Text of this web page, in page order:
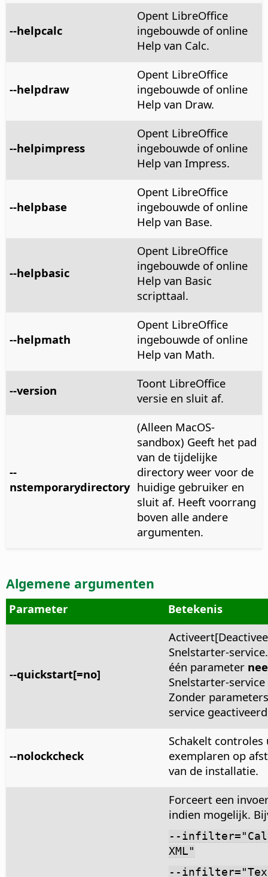
--helpcalc
Opent LibreOffice
ingebouwde of online
Help van Calc.
--helpdraw
Opent LibreOffice
ingebouwde of online
Help van Draw.
--helpimpress
Opent LibreOffice
ingebouwde of online
Help van Impress.
--helpbase
Opent LibreOffice
ingebouwde of online
Help van Base.
--helpbasic
Opent LibreOffice
ingebouwde of online
Help van Basic
scripttaal.
--helpmath
Opent LibreOffice
ingebouwde of online
Help van Math.
--version
Toont LibreOffice
versie en sluit af.
--
nstemporarydirectory
(Alleen MacOS-
sandbox) Geeft het pad
van de tijdelijke
directory weer voor de
huidige gebruiker en
sluit af. Heeft voorrang
boven alle andere
argumenten.
Algemene argumenten
Parameter Betekenis
--quickstart[=no]
Snelstarter-
één parameter nee
Snelstarter-
Zonder
service
--nolockcheck
Schakelt controles
exemplaren op
van de installatie.
Forceert een
indien mogelijk.
--
XML"
--